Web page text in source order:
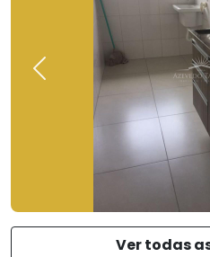
Previous
Ver todas